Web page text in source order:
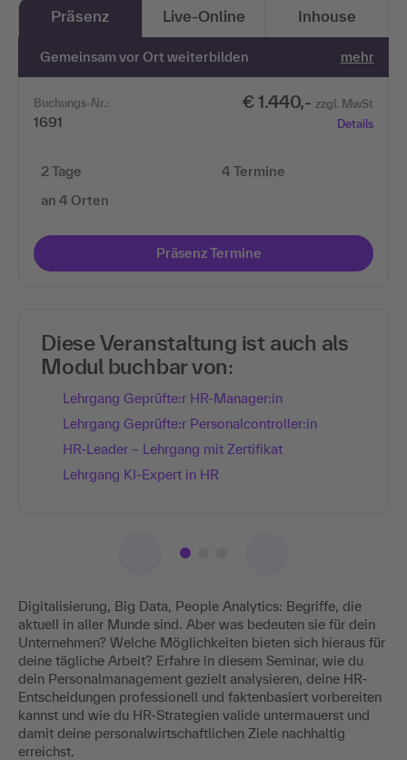
Digitalisierung, Big Data, People Analytics: Begriffe, die
aktuell in aller Munde sind. Aber was bedeuten sie für dein
Unternehmen? Welche Möglichkeiten bieten sich hieraus für
deine tägliche Arbeit? Erfahre in diesem Seminar, wie du
dein Personalmanagement gezielt analysieren, deine HR-
Entscheidungen professionell und faktenbasiert vorbereiten
kannst und wie du HR-Strategien valide untermauerst und
damit deine personalwirtschaftlichen Ziele nachhaltig
erreichst.
Präsenz Live-Online Inhouse
Gemeinsam vor Ort weiterbilden mehr
Buchungs-Nr.:
1691
€ 1.440,- zzgl. MwSt
Details
2 Tage
an 4 Orten
4 Termine
Präsenz Termine
Diese Veranstaltung ist auch als
Modul buchbar von:
Lehrgang Geprüfte:r HR-Manager:in
Lehrgang Geprüfte:r Personalcontroller:in
HR-Leader – Lehrgang mit Zertifikat
Lehrgang KI-Expert in HR